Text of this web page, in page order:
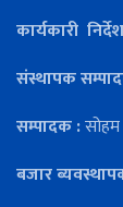
कार्यकारी
संस्थापक
सम्पादक :
बजार